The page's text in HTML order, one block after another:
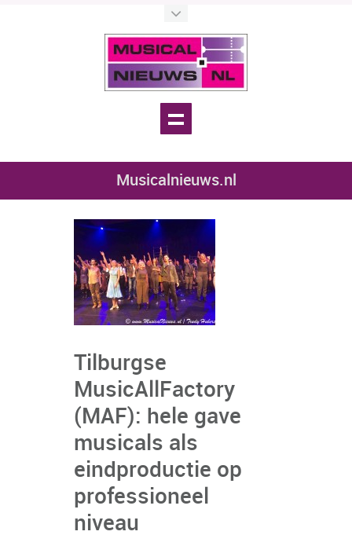
Musicalnieuws.nl
Tilburgse
MusicAllFactory
(MAF): hele gave
musicals als
eindproductie op
professioneel
niveau